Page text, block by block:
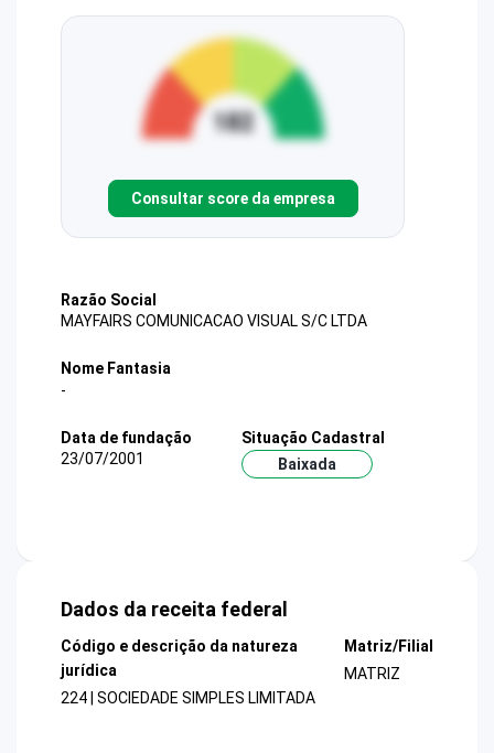
Consultar score da empresa
Razão Social
MAYFAIRS COMUNICACAO VISUAL S/C LTDA
Nome Fantasia
-
Data de fundação
23/07/2001
Situação Cadastral
Baixada
Dados da receita federal
Código e descrição da natureza
jurídica
224 | SOCIEDADE SIMPLES LIMITADA
Matriz/Filial
MATRIZ